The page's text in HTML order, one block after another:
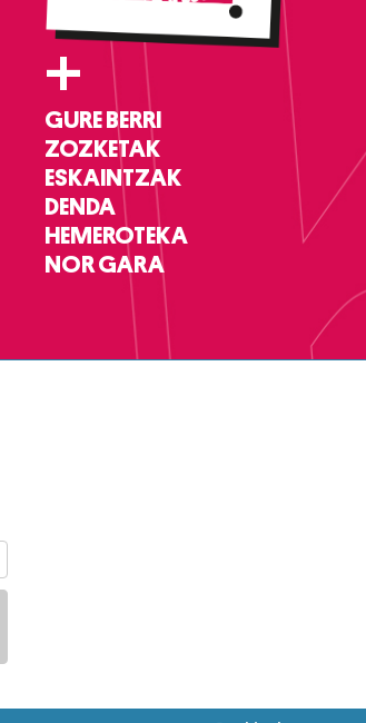
+
GURE BERRI
ZOZKETAK
ESKAINTZAK
DENDA
HEMEROTEKA
NOR GARA